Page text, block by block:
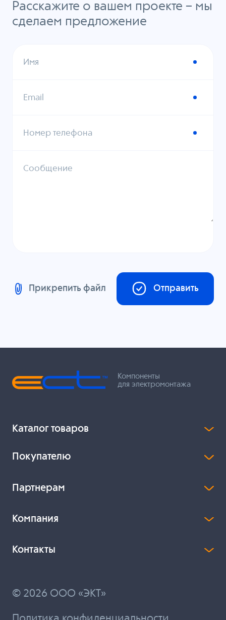
Расскажите о вашем проекте – мы
сделаем предложение
Имя
Email
Номер телефона
Сообщение
Прикрепить файл Отправить
Компоненты
для электромонтажа
Каталог товаров
Покупателю
Партнерам
Компания
Контакты
© 2026 ООО «ЭКТ»